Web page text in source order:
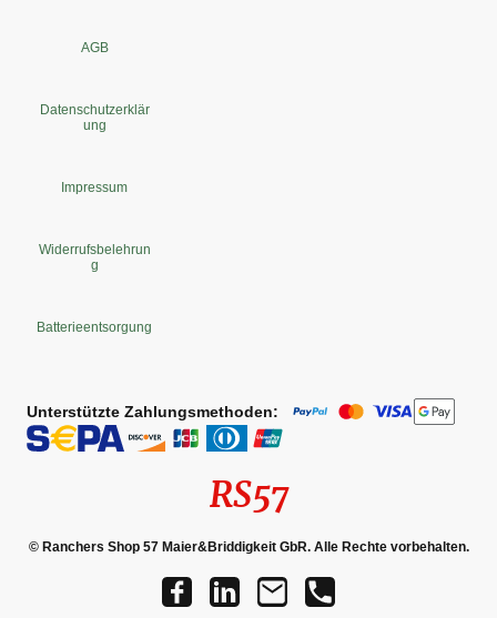
AGB
Datenschutzerklär
ung
Impressum
Widerrufsbelehrun
g
Batterieentsorgung
Unterstützte Zahlungsmethoden:
RS57
© Ranchers Shop 57 Maier&Briddigkeit GbR. Alle Rechte vorbehalten.